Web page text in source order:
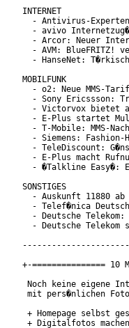
INTERNET
- Antivirus-
- avivo
- Arcor: Neuer
- AVM: BlueFRITZ!
- HanseNet:
MOBILFUNK
- o2: Neue MMS-
- Sony Ericssson:
- Victorvox bietet
- E-Plus startet
- T-Mobile: MMS-
- Siemens: Fashion-
- TeleDiscount:
- E-Plus macht
- �Talkline Easy�:
SONSTIGES
- Auskunft 11880 ab
- Telef�nica
- Deutsche Telekom:
- Deutsche Telekom
+-===============
Noch keine eigene
mit pers�nlichen
+ Homepage selbst
+ Digitalfotos